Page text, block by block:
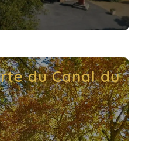
du Canal du